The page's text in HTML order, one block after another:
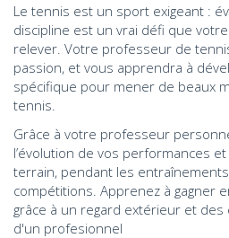
Le tennis est un sport exigeant :
discipline est un vrai défi que
relever. Votre professeur de
passion, et vous apprendra à
spécifique pour mener de beaux
tennis.
Grâce à votre professeur
l’évolution de vos performances
terrain, pendant les
compétitions. Apprenez à gagner
grâce à un regard extérieur et
d'un profesionnel